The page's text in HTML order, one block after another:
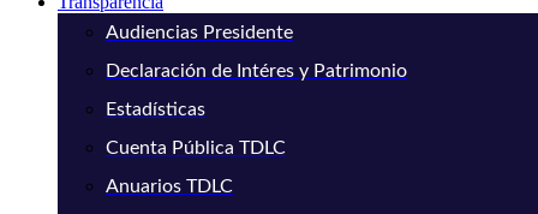
Audiencias Presidente
Declaración de Intéres y Patrimonio
Estadísticas
Cuenta Pública TDLC
Anuarios TDLC